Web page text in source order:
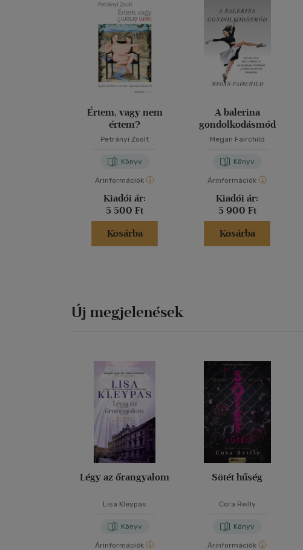
Értem, vagy nem
értem?
Petrányi Zsolt
Könyv
Árinformációk
Kiadói ár:
5 500 Ft
Kosárba
A balerina
gondolkodásmód
Megan Fairchild
Könyv
Árinformációk
Kiadói ár:
5 900 Ft
Kosárba
Új megjelenések
Légy az őrangyalom
Lisa Kleypas
Könyv
Árinformációk
Sötét hűség
Cora Reilly
Könyv
Árinformációk